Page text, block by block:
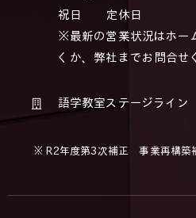
祝日 定休日
※最新の営業状況はホー
くか、弊社までお問合せ
語学教室ステージライン
※ R2年度第3次補正 事業再構築